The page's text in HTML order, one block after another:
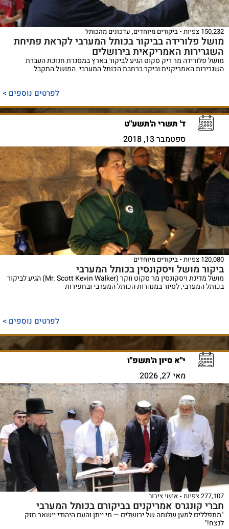
150,232 צפיות ביקורים מיוחדים, עדכונים מהכותל
מושל פלורידה בביקור בכותל המערבי לקראת פתיחת
השגרירות האמריקאית בירושלים
מושל פלורידה מר ריק סקוט הגיע לביקור בארץ במסגרת חנוכת העברת
השגרירות האמריקנית וביקר ברחבת הכותל המערבי. המושל התקבל
לפרטים נוספים >
ד' תשרי ה'תשע"ט
ספטמבר 13, 2018
120,080 צפיות ביקורים מיוחדים
ביקור מושל ויסקונסין בכותל המערבי
מושל מדינת ויסקונסין מר סקוט ווקר (Mr. Scott Kevin Walker) הגיע לביקור
בכותל המערבי, לסיור במנהרות הכותל המערבי ובחפירות
לפרטים נוספים >
י"א סיון ה'תשפ"ו
מאי 27, 2026
277,107 צפיות אישי ציבור
חברי קונגרס אמריקנים בביקורם בכותל המערבי
"מתפללים למען שלומה של ירושלים — מי ייתן והעם היהודי יישאר חזק
לנצח!"